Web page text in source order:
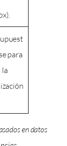
para
en datos